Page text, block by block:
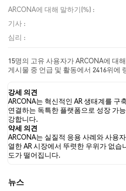
ARCONA에 대해 말하기(%) :
기사 :
심리 :
15명의 고유 사용자가 ARCONA에 대
게시물 중 언급 및 활동에서 2416위에
다. 마지막으로, ARCONA에 대한 뉴스
트위터에서는 20.00%의 트윗이 강세
감정을 보였습니다. 20.00%의 트윗은
정을 나타냈습니다. 이 감정 분석은 5
강세 의견
ARCONA는 혁신적인 AR 생태계를 구
연결하는 독특한 플랫폼으로 성장 가
강합니다.
약세 의견
ARCONA는 실질적 응용 사례와 사용
열한 AR 시장에서 뚜렷한 우위가 없습
도가 떨어집니다.
뉴스